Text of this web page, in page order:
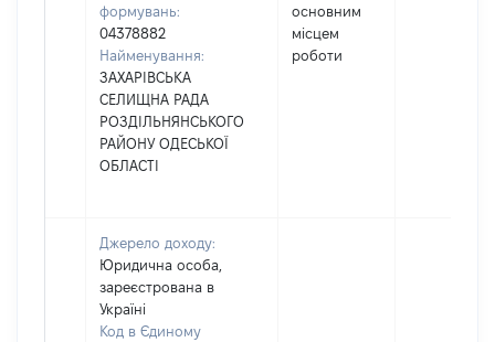
формувань:
04378882
Найменування:
ЗАХАРІВСЬКА
СЕЛИЩНА РАДА
РОЗДІЛЬНЯНСЬКОГО
РАЙОНУ ОДЕСЬКОЇ
ОБЛАСТІ
основним
місцем
роботи
Джерело доходу:
Юридична особа,
зареєстрована в
Україні
Код в Єдиному